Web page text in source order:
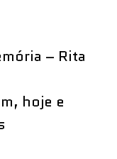
– Rita
hoje e